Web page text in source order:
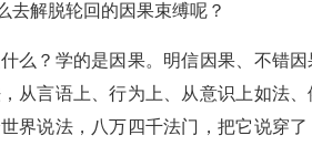
去解脱轮回的因果束缚呢？
么？学的是因果。明信因果、不错
从言语上、行为上、从意识上如法
界说法，八万四千法门，把它说穿